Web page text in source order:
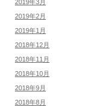
2019年3月
2019年2月
2019年1月
2018年12月
2018年11月
2018年10月
2018年9月
2018年8月